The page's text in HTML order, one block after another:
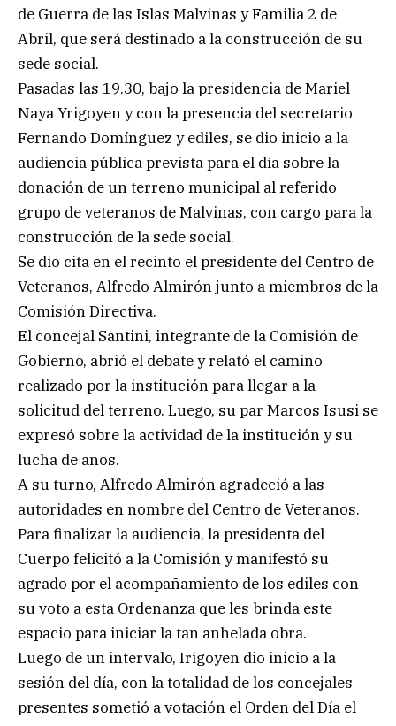
de Guerra de las Islas Malvinas y Familia 2 de
Abril, que será destinado a la construcción de su
sede social.
Pasadas las 19.30, bajo la presidencia de Mariel
Naya Yrigoyen y con la presencia del secretario
Fernando Domínguez y ediles, se dio inicio a la
audiencia pública prevista para el día sobre la
donación de un terreno municipal al referido
grupo de veteranos de Malvinas, con cargo para la
construcción de la sede social.
Se dio cita en el recinto el presidente del Centro de
Veteranos, Alfredo Almirón junto a miembros de la
Comisión Directiva.
El concejal Santini, integrante de la Comisión de
Gobierno, abrió el debate y relató el camino
realizado por la institución para llegar a la
solicitud del terreno. Luego, su par Marcos Isusi se
expresó sobre la actividad de la institución y su
lucha de años.
A su turno, Alfredo Almirón agradeció a las
autoridades en nombre del Centro de Veteranos.
Para finalizar la audiencia, la presidenta del
Cuerpo felicitó a la Comisión y manifestó su
agrado por el acompañamiento de los ediles con
su voto a esta Ordenanza que les brinda este
espacio para iniciar la tan anhelada obra.
Luego de un intervalo, Irigoyen dio inicio a la
sesión del día, con la totalidad de los concejales
presentes sometió a votación el Orden del Día el